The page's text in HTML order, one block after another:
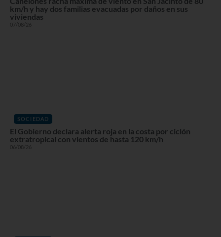
km/h y hay dos familias evacuadas por daños en sus
viviendas
07/08/26
SOCIEDAD
El Gobierno declara alerta roja en la costa por ciclón
extratropical con vientos de hasta 120 km/h
06/08/26